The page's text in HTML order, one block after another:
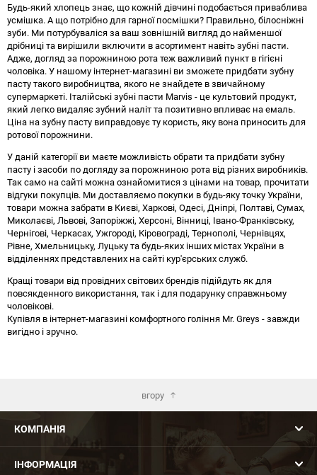
Будь-який хлопець знає, що кожній дівчині подобається приваблива
усмішка. А що потрібно для гарної посмішки? Правильно, білосніжні
зуби. Ми потурбуваліся за ваш зовнішній вигляд до найменшої
дрібниці та вирішили включити в асортимент навіть зубні пасти.
Адже, догляд за порожниною рота теж важливий пункт в гігієні
чоловіка. У нашому інтернет-магазині ви зможете придбати зубну
пасту такого виробництва, якого не знайдете в звичайному
супермаркеті. Італійські зубні пасти Marvis - це культовий продукт,
який легко видаляє зубний наліт та позитивно впливає на емаль.
Ціна на зубну пасту виправдовує ту користь, яку вона приносить для
ротової порожнини.
У даній категорії ви маєте можливість обрати та придбати зубну
пасту і засоби по догляду за порожниною рота від різних виробників.
Так само на сайті можна ознайомитися з цінами на товар, прочитати
відгуки покупців. Ми доставляємо покупки в будь-яку точку України,
товари можна забрати в Києві, Харкові, Одесі, Дніпрі, Полтаві, Сумах,
Миколаєві, Львові, Запоріжжі, Херсоні, Вінниці, Івано-Франківську,
Чернігові, Черкасах, Ужгороді, Кіровограді, Тернополі, Чернівцях,
Рівне, Хмельницьку, Луцьку та будь-яких інших містах України в
відділеннях представлених на сайті кур'єрських служб.
Кращі товари від провідних світових брендів підійдуть як для
повсякденного використання, так і для подарунку справжньому
чоловікові.
Купівля в інтернет-магазині комфортного гоління Mr. Greys - завжди
вигідно і зручно.
вгору
КОМПАНІЯ
ІНФОРМАЦІЯ